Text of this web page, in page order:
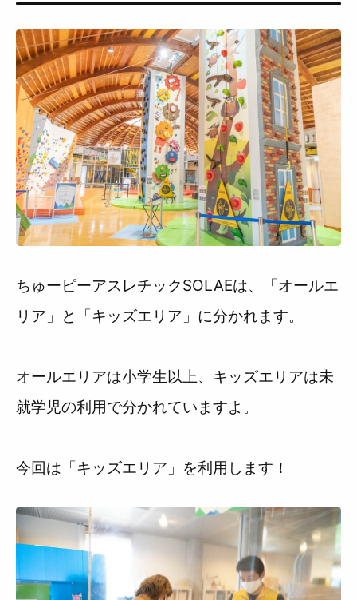
ちゅーピーアスレチックSOLAEは、「オールエ
リア」と「キッズエリア」に分かれます。
オールエリアは小学生以上、キッズエリアは未
就学児の利用で分かれていますよ。
今回は「キッズエリア」を利用します！